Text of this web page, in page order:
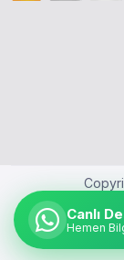
Canlı
Hemen